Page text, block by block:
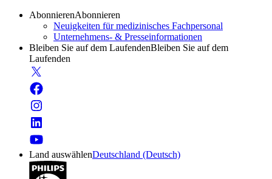
AbonnierenAbonnieren
Neuigkeiten für medizinisches Fachpersonal
Unternehmens- & Presseinformationen
Bleiben Sie auf dem LaufendenBleiben Sie auf dem
Laufenden
Land auswählenDeutschland (Deutsch)